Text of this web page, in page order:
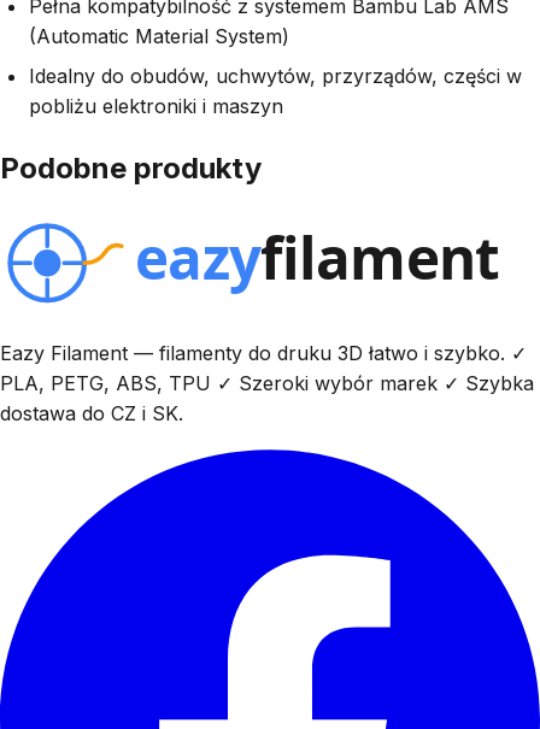
Pełna kompatybilność z systemem Bambu Lab AMS
(Automatic Material System)
Idealny do obudów, uchwytów, przyrządów, części w
pobliżu elektroniki i maszyn
Podobne produkty
Eazy Filament — filamenty do druku 3D łatwo i szybko. ✓
PLA, PETG, ABS, TPU ✓ Szeroki wybór marek ✓ Szybka
dostawa do CZ i SK.